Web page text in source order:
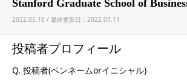
Stanford Graduate School of
2022.05.10 / 最終更新日：2022.07.11
投稿者プロフィール
Q. 投稿者(ペンネームorイニシャル)